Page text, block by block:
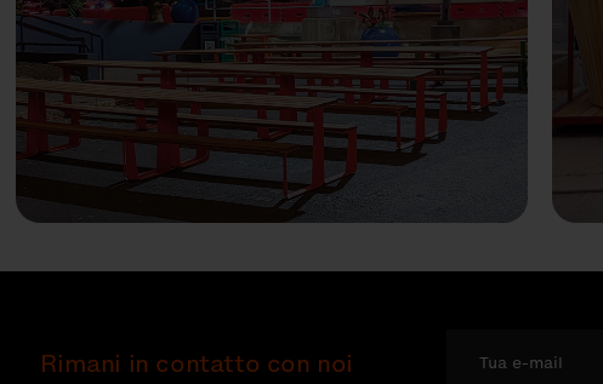
Rimani in contatto con noi